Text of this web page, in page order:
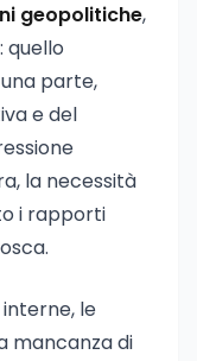
geopolitiche,
quello
parte,
e del
la necessità
i rapporti
le
mancanza di